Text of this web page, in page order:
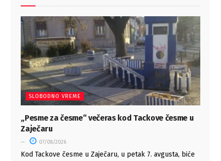
SLOBODNO VREME
„Pesme za česme“ večeras kod Tackove česme u
Zaječaru
07/08/2026
Kod Tackove česme u Zaječaru, u petak 7. avgusta, biće